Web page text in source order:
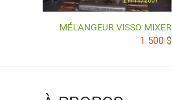
MÉLANGEUR VISSO MIXER
1 500 $